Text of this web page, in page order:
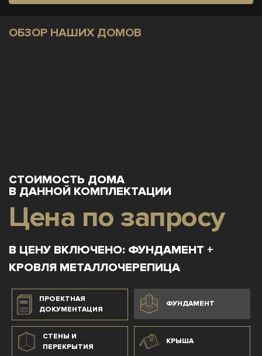
ОБЗОР НАШИХ ДОМОВ
СТОИМОСТЬ ДОМА
В ДАННОЙ КОМПЛЕКТАЦИИ
Цена по запросу
В ЦЕНУ ВКЛЮЧЕНО: ФУНДАМЕНТ +
КРОВЛЯ МЕТАЛЛОЧЕРЕПИЦА
ПРОЕКТНАЯ
ДОКУМЕНТАЦИЯ
ФУНДАМЕНТ
СТЕНЫ И
ПЕРЕКРЫТИЯ
КРЫША